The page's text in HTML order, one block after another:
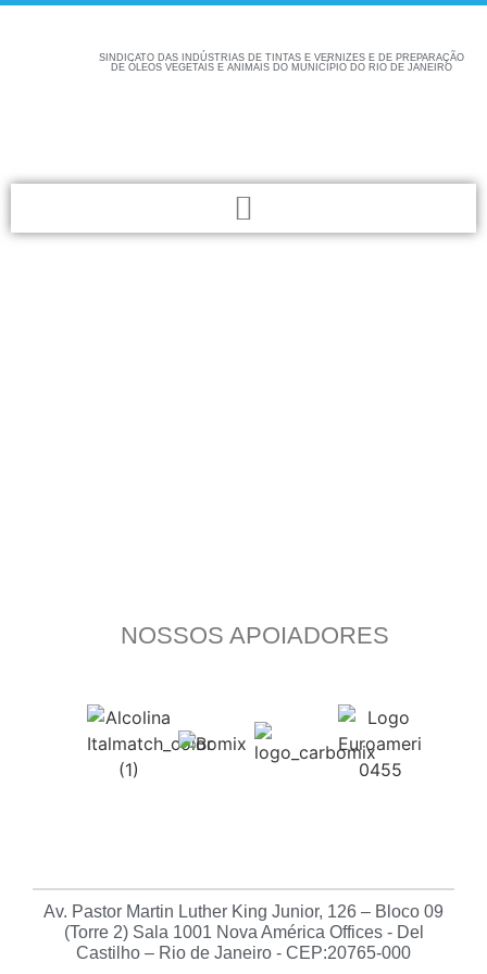
SINDICATO DAS INDÚSTRIAS DE TINTAS E VERNIZES E DE PREPARAÇÃO
DE ÓLEOS VEGETAIS E ANIMAIS DO MUNICÍPIO DO RIO DE JANEIRO
NOSSOS APOIADORES
Av. Pastor Martin Luther King Junior, 126 – Bloco 09
(Torre 2) Sala 1001 Nova América Offices - Del
Castilho – Rio de Janeiro - CEP:20765-000